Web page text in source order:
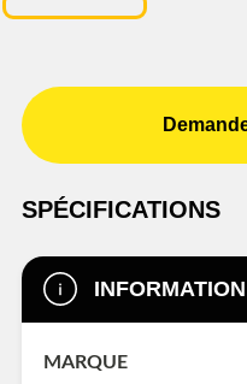
SPÉCIFICATIONS
MARQUE